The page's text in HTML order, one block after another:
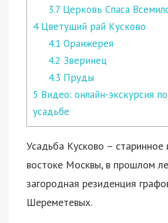
3.7Церковь Спаса
4Цветущий рай Кусково
4.1 Оранжерея
4.2 Зверинец
4.3 Пруды
5 Видео: онлайн-экскурсия
усадьбе
Усадьба Кусково – старинное
востоке Москвы, в прошлом
загородная резиденция
Шереметевых.